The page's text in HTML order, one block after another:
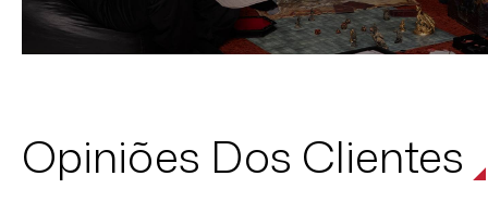
Opiniões Dos Clientes